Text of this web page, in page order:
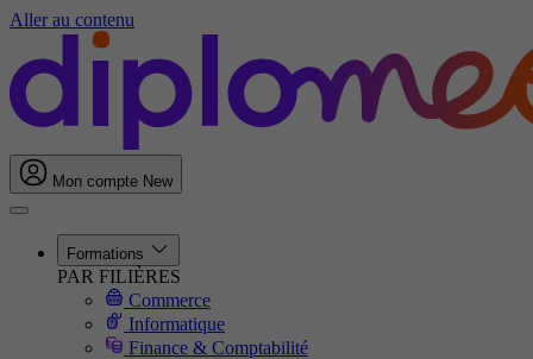
Aller au contenu
Mon compte New
Formations
PAR FILIÈRES
Commerce
Informatique
Finance & Comptabilité